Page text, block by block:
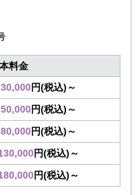
料金
30,000円(税込)～
50,000円(税込)～
80,000円(税込)～
円(税込)～
円(税込)～